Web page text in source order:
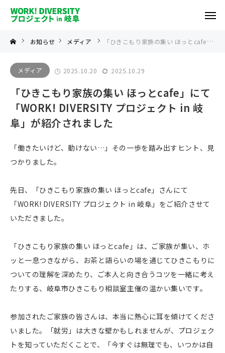
お知らせ メディア 「ひきこもり家族の集い ほっとcafe」にて「WORK! DIVERSITY プロジェクト in 岐阜」が紹介されました
メディア 2025.10.20 2025.10.29
「ひきこもり家族の集い ほっとcafe」にて
「WORK! DIVERSITY プロジェクト in 岐
阜」が紹介されました
「働きたいけど、動けない…」その一歩を踏み出すヒント、見
つかりました。
先日、「ひきこもり家族の集い ほっとcafe」さんにて
「WORK! DIVERSITY プロジェクト in 岐阜」をご紹介させて
いただきました。
「ひきこもり家族の集い ほっとcafe」は、ご家族が集い、ホ
ッと一息つきながら、お茶と語らいの場を通じてひきこもりに
ついての理解を深めたり、ご本人と向き合うコツを一緒に考え
たりする、岐阜市ひきこもり相談室主催の温かい集いです。
参加されたご家族の皆さんは、本当に熱心に耳を傾けてくださ
いました。「就労」は大きな壁かもしれませんが、プロジェク
トを知っていただくことで、「今すぐは無理でも、いつかは自